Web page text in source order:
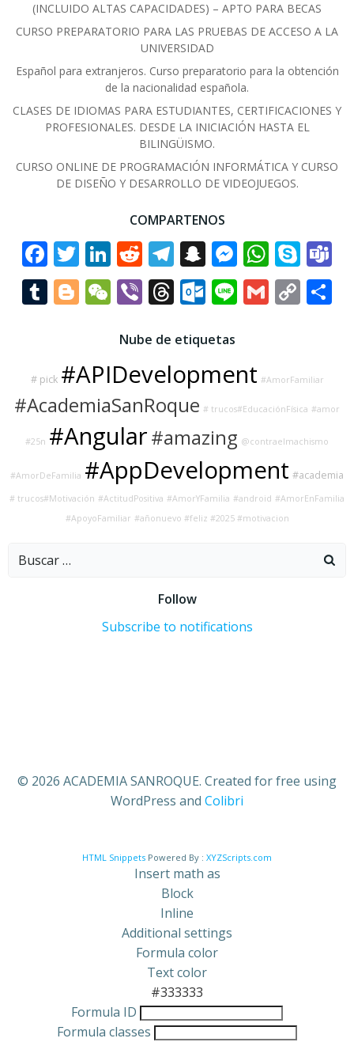
(INCLUIDO ALTAS CAPACIDADES) – APTO PARA BECAS
CURSO PREPARATORIO PARA LAS PRUEBAS DE ACCESO A LA
UNIVERSIDAD
Español para extranjeros. Curso preparatorio para la obtención
de la nacionalidad española.
CLASES DE IDIOMAS PARA ESTUDIANTES, CERTIFICACIONES Y
PROFESIONALES. DESDE LA INICIACIÓN HASTA EL
BILINGÜISMO.
CURSO ONLINE DE PROGRAMACIÓN INFORMÁTICA Y CURSO
DE DISEÑO Y DESARROLLO DE VIDEOJUEGOS.
COMPARTENOS
Facebook
Twitter
LinkedIn
Reddit
Telegram
Snapchat
Tumblr
Blogger
WeChat
ViberThreads
LineGmail
Link
Nube de etiquetas
# pick #APIDevelopment #AmorFamiliar
#AcademiaSanRoque # trucos#EducaciónFísica #amor
#25n #Angular#amazing @contraelmachismo
#AmorDeFamilia #AppDevelopment #academia
# trucos#Motivación #ActitudPositiva #AmorYFamilia #android #AmorEnFamilia
#ApoyoFamiliar #añonuevo #feliz #2025 #motivacion
Buscar:
Follow
Subscribe to notifications
© 2026 ACADEMIA SANROQUE. Created for free using
WordPress and Colibri
HTML Snippets Powered By : XYZScripts.com
Insert math as
Block
Inline
Additional settings
Formula color
Text color
#333333
Formula ID
Formula classes